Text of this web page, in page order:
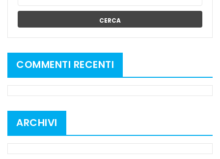
CERCA
COMMENTI RECENTI
ARCHIVI